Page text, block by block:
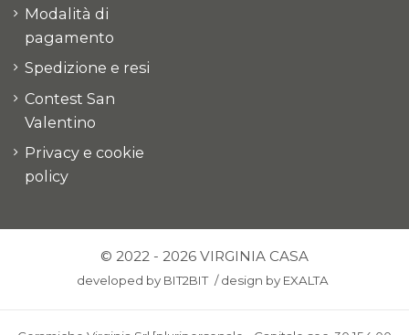
Modalità di
pagamento
Spedizione e resi
Contest San
Valentino
Privacy e cookie
policy
© 2022 - 2026 VIRGINIA CASA
developed by BIT2BIT /design by EXALTA